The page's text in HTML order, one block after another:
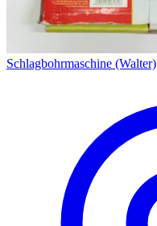
Schlagbohrmaschine (Walter)